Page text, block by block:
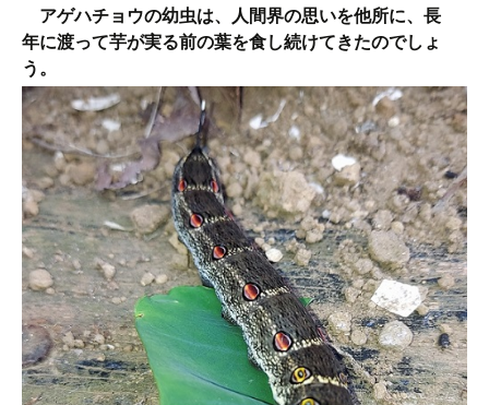
アゲハチョウの幼虫は、人間界の思いを他所に、長
年に渡って芋が実る前の葉を食し続けてきたのでしょ
う。